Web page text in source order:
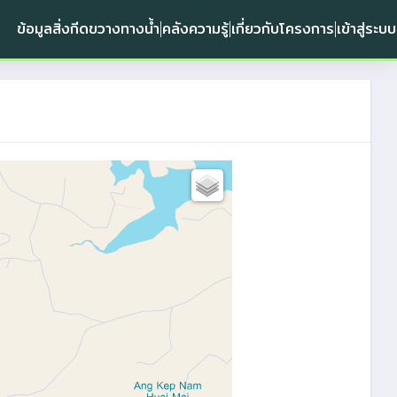
ข้อมูลสิ่งกีดขวางทางน้ำ คลังความรู้เกี่ยวกับโครงการ เข้าสู่ระบบ